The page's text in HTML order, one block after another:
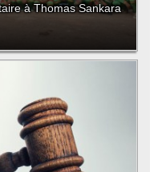
à Thomas Sankara